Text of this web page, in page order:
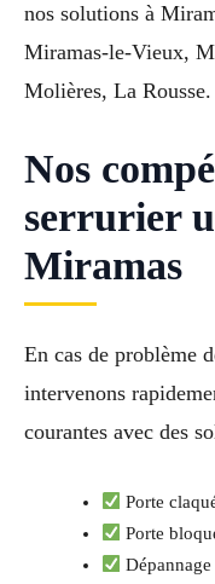
nos solutions à
Miramas-le-Vieux,
Molières, La Rousse.
Nos
serrurier
Miramas
En cas de problème
intervenons
courantes avec des
Porte
Porte